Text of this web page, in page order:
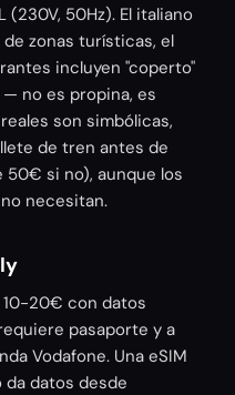
50Hz). El italiano
zonas turísticas, el
incluyen "coperto"
no es propina, es
son simbólicas,
de tren antes de
si no), aunque los
necesitan.
10-20€ con datos
pasaporte y a
Vodafone. Una eSIM
datos desde